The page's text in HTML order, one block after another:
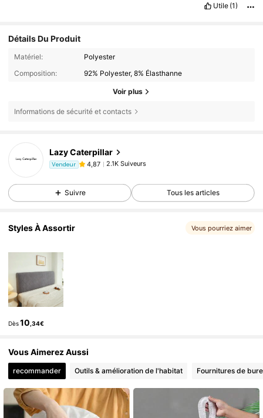
Utile (1)
Détails Du Produit
Matériel:
Polyester
Composition:
92% Polyester, 8% Élasthanne
Voir plus
Informations de sécurité et contacts
Lazy Caterpillar
Vendeur
4,87
2.1K Suiveurs
4***3est en train de naviguer
Suivre Tous les articles
Styles À Assortir Vous pourriez aimer
Dès10 ,34€
Vous Aimerez Aussi
recommander Outils & amélioration de l'habitat Fournitures de